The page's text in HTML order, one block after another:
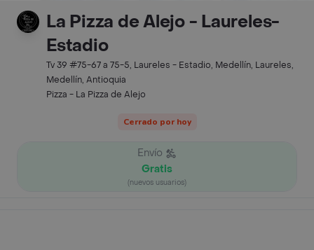
La Pizza de Alejo - Laureles-
Estadio
Tv 39 #75-67 a 75-5, Laureles - Estadio, Medellín, Laureles,
Medellín, Antioquia
Pizza - La Pizza de Alejo
Cerrado por hoy
Envío
Gratis
(nuevos usuarios)